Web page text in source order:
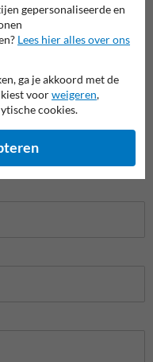
BPR
gepersonaliseerde en
Lees hier alles over ons
ga je akkoord met de
voorweigeren,
cookies.